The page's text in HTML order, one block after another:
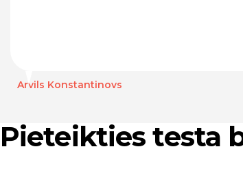
Arvils Konstantinovs
Pieteikties testa